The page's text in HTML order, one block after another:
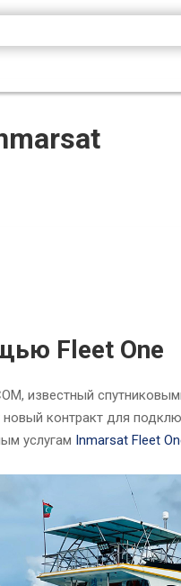
Fleet One
известный
контракт для
услугам Inmarsat Fleet